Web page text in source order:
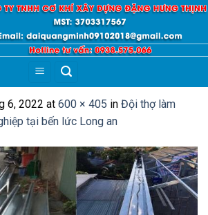
6, 2022 at 600 × 405 in Đội thợ làm
tại bến lức Long an